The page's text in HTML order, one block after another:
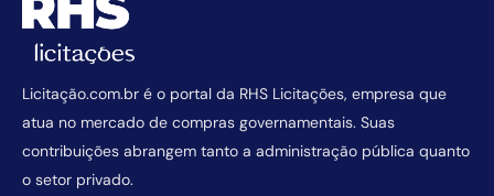
Licitação.com.br é o portal da RHS Licitações, empresa que
atua no mercado de compras governamentais. Suas
contribuições abrangem tanto a administração pública quanto
o setor privado.